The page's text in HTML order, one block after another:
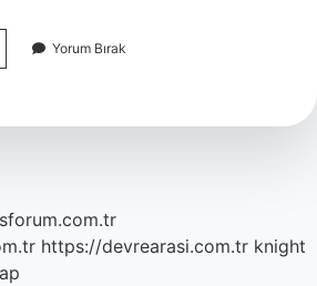
Yorum Bırak
https://devrearasi.com.tr knight